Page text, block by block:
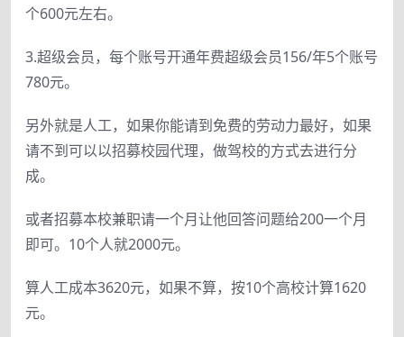
个600元左右。
3.超级会员，每个账号开通年费超级会员156/年5个账号
780元。
另外就是人工，如果你能请到免费的劳动力最好，如果
请不到可以以招募校园代理，做驾校的方式去进行分
成。
或者招募本校兼职请一个月让他回答问题给200一个月
即可。10个人就2000元。
算人工成本3620元，如果不算，按10个高校计算1620
元。